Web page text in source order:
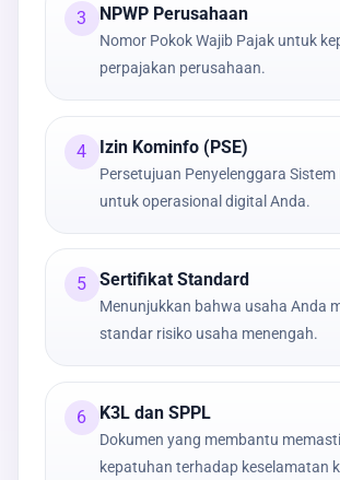
3 NPWP Perusahaan
Nomor Pokok Wajib Pajak untuk
perpajakan perusahaan.
4 Izin Kominfo (PSE)
Persetujuan Penyelenggara Sistem
untuk operasional digital Anda.
5 Sertifikat Standard
Menunjukkan bahwa usaha Anda
standar risiko usaha menengah.
6 K3L dan SPPL
Dokumen yang membantu
kepatuhan terhadap keselamatan